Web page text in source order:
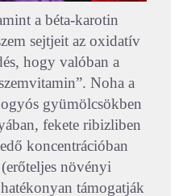
a béta-karotin
sejtjeit az oxidatív
hogy valóban a
Noha a
gyümölcsökben
fekete ribizliben
koncentrációban
növényi
támogatják